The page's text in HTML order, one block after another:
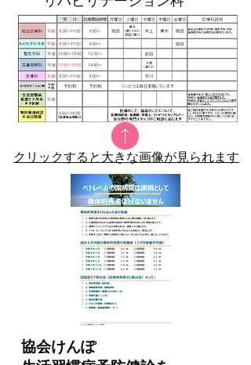
​クリックすると大きな画像が見られます
協会けんぽ